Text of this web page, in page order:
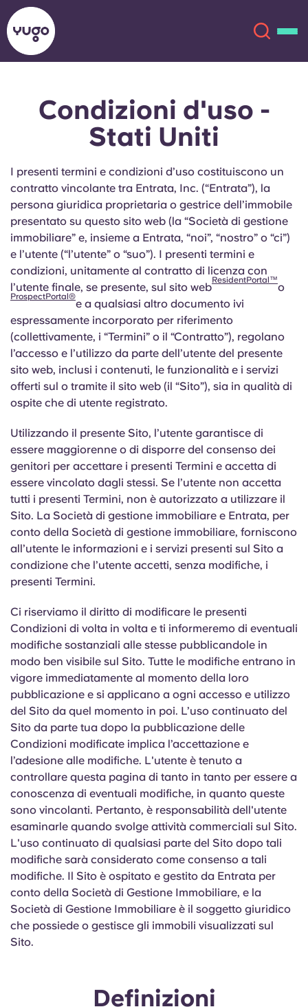
Chi siamo
Altro
Account Lingua
English (GB)
English (US)
Chinese
Español
Català
Deutsch
Italian
Portuguese
Seleziona un paese
Seleziona una città
Seleziona una residenza
Accedi
Prenota ora
English (GB)
English (US)
Chinese Español
Català Deutsch
Italian French
Portuguese
Condizioni d'uso -
Stati Uniti
I presenti termini e condizioni d’uso costituiscono un
contratto vincolante tra Entrata, Inc. (“Entrata”), la
persona giuridica proprietaria o gestrice dell’immobile
presentato su questo sito web (la “Società di gestione
immobiliare” e, insieme a Entrata, “noi”, “nostro” o “ci”)
e l’utente (“l’utente” o “suo”). I presenti termini e
condizioni, unitamente al contratto di licenza con
l’utente finale, se presente, sul sito web
ResidentPortal™
o
ProspectPortal®
e a qualsiasi altro documento ivi
espressamente incorporato per riferimento
(collettivamente, i “Termini” o il “Contratto”), regolano
l’accesso e l’utilizzo da parte dell’utente del presente
sito web, inclusi i contenuti, le funzionalità e i servizi
offerti sul o tramite il sito web (il “Sito”), sia in qualità di
ospite che di utente registrato.
Utilizzando il presente Sito, l’utente garantisce di
essere maggiorenne o di disporre del consenso dei
genitori per accettare i presenti Termini e accetta di
essere vincolato dagli stessi. Se l’utente non accetta
tutti i presenti Termini, non è autorizzato a utilizzare il
Sito. La Società di gestione immobiliare e Entrata, per
conto della Società di gestione immobiliare, forniscono
all’utente le informazioni e i servizi presenti sul Sito a
condizione che l’utente accetti, senza modifiche, i
presenti Termini.
Ci riserviamo il diritto di modificare le presenti
Condizioni di volta in volta e ti informeremo di eventuali
modifiche sostanziali alle stesse pubblicandole in
modo ben visibile sul Sito. Tutte le modifiche entrano in
vigore immediatamente al momento della loro
pubblicazione e si applicano a ogni accesso e utilizzo
del Sito da quel momento in poi. L’uso continuato del
Sito da parte tua dopo la pubblicazione delle
Condizioni modificate implica l’accettazione e
l’adesione alle modifiche. L'utente è tenuto a
controllare questa pagina di tanto in tanto per essere a
conoscenza di eventuali modifiche, in quanto queste
sono vincolanti. Pertanto, è responsabilità dell'utente
esaminarle quando svolge attività commerciali sul Sito.
L'uso continuato di qualsiasi parte del Sito dopo tali
modifiche sarà considerato come consenso a tali
modifiche. Il Sito è ospitato e gestito da Entrata per
conto della Società di Gestione Immobiliare, e la
Società di Gestione Immobiliare è il soggetto giuridico
che possiede o gestisce gli immobili visualizzati sul
Sito.
Definizioni